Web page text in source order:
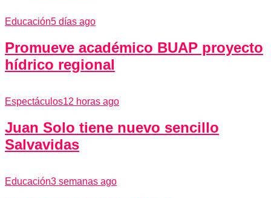
Educación5 días ago
Promueve académico BUAP proyecto
hídrico regional
Espectáculos12 horas ago
Juan Solo tiene nuevo sencillo
Salvavidas
Educación3 semanas ago